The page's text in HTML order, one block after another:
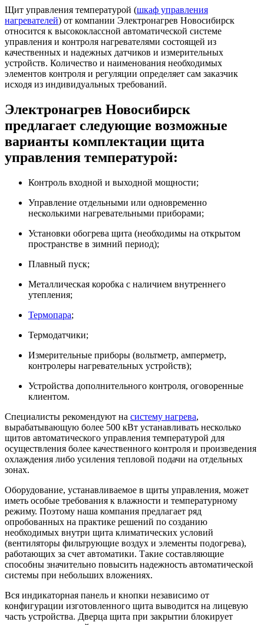
Щит управления температурой (шкаф управления
нагревателей) от компании Электронагрев Новосибирск
относится к высококлассной автоматической системе
управления и контроля нагревателями состоящей из
качественных и надежных датчиков и измерительных
устройств. Количество и наименования необходимых
элементов контроля и регуляции определяет сам заказчик
исходя из индивидуальных требований.
Электронагрев Новосибирск
предлагает следующие возможные
варианты комплектации щита
управления температурой:
Контроль входной и выходной мощности;
Управление отдельными или одновременно
несколькими нагревательными приборами;
Установки обогрева щита (необходимы на открытом
пространстве в зимний период);
Плавный пуск;
Металлическая коробка с наличием внутреннего
утепления;
Термопара;
Термодатчики;
Измерительные приборы (вольтметр, амперметр,
контролеры нагревательных устройств);
Устройства дополнительного контроля, оговоренные
клиентом.
Специалисты рекомендуют на систему нагрева,
вырабатывающую более 500 кВт устанавливать несколько
щитов автоматического управления температурой для
осуществления более качественного контроля и произведения
охлаждения либо усиления тепловой подачи на отдельных
зонах.
Оборудование, устанавливаемое в щиты управления, может
иметь особые требования к влажности и температурному
режиму. Поэтому наша компания предлагает ряд
опробованных на практике решений по созданию
необходимых внутри щита климатических условий
(вентиляторы фильтрующие воздух и элементы подогрева),
работающих за счет автоматики. Такие составляющие
способны значительно повысить надежность автоматической
системы при небольших вложениях.
Вся индикаторная панель и кнопки независимо от
конфигурации изготовленного щита выводится на лицевую
часть устройства. Дверца щита при закрытии блокирует